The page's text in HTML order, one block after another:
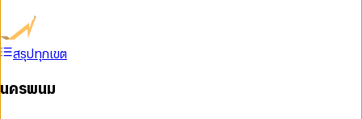
สรุปทุกเขต
นครพนม